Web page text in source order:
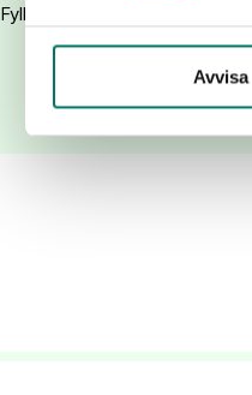
Avvisa
Fyllig, generös och kryddig